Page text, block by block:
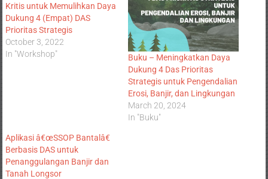
Kritis untuk Memulihkan Daya
Dukung 4 (Empat) DAS
Prioritas Strategis
October 3, 2022
In "Workshop"
Buku – Meningkatkan Daya
Dukung 4 Das Prioritas
Strategis untuk Pengendalian
Erosi, Banjir, dan Lingkungan
March 20, 2024
In "Buku"
Aplikasi â€œSSOP Bantalâ€
Berbasis DAS untuk
Penanggulangan Banjir dan
Tanah Longsor